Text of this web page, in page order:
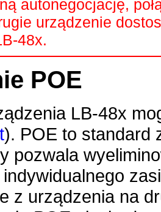
autonegocjację,
urządzenie
48x.
POE
LB-48x
). POE to standard
pozwala
z urządzenia na